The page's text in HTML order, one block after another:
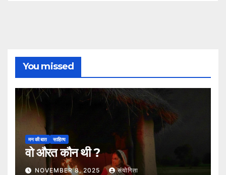
You missed
मन की बात साहित्य
वो औरत कौन थी ?
NOVEMBER 8, 2025 संयोगिता